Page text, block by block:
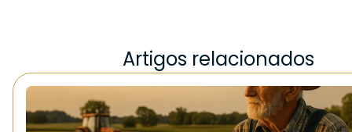
Artigos relacionados